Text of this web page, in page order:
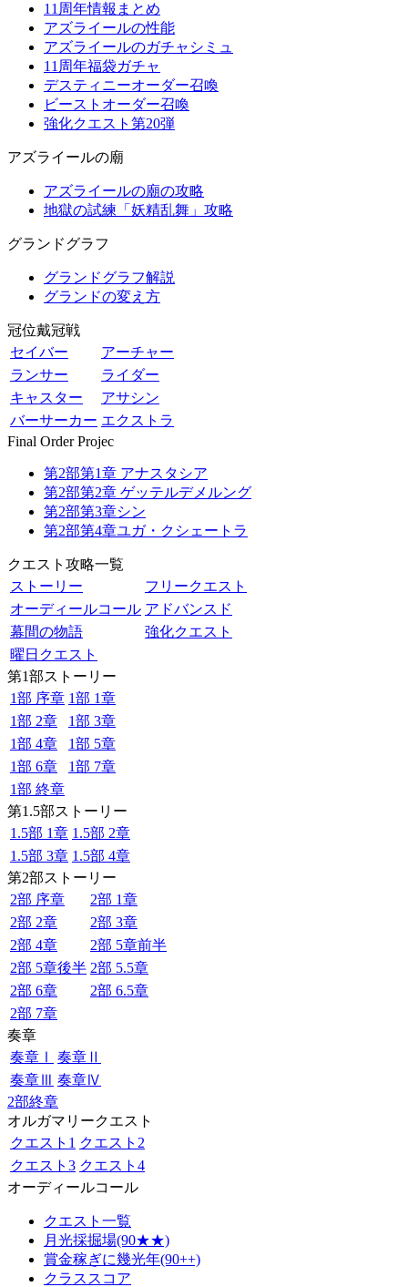
11周年情報まとめ
アズライールの性能
アズライールのガチャシミュ
11周年福袋ガチャ
デスティニーオーダー召喚
ビーストオーダー召喚
強化クエスト第20弾
アズライールの廟
アズライールの廟の攻略
地獄の試練「妖精乱舞」攻略
グランドグラフ
グランドグラフ解説
グランドの変え方
冠位戴冠戦
セイバー
アーチャー
ランサー
ライダー
キャスター
アサシン
バーサーカー エクストラ
Final Order Projec
第2部第1章 アナスタシア
第2部第2章 ゲッテルデメルング
第2部第3章シン
第2部第4章ユガ・クシェートラ
クエスト攻略一覧
ストーリー
フリークエスト
オーディールコール アドバンスド
幕間の物語
強化クエスト
曜日クエスト
第1部ストーリー
1部 序章 1部 1章
1部 2章
1部 3章
1部 4章
1部 5章
1部 6章
1部 7章
1部 終章
第1.5部ストーリー
1.5部 1章 1.5部 2章
1.5部 3章 1.5部 4章
第2部ストーリー
2部 序章
2部 1章
2部 2章
2部 3章
2部 4章
2部 5章前半
2部 5章後半 2部 5.5章
2部 6章
2部 6.5章
2部 7章
奏章
奏章Ⅰ
奏章Ⅱ
奏章Ⅲ 奏章Ⅳ
2部終章
オルガマリークエスト
クエスト1 クエスト2
クエスト3 クエスト4
オーディールコール
クエスト一覧
月光採掘場(90★★)
賞金稼ぎに幾光年(90++)
クラススコア